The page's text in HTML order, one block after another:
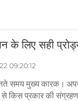
के लिए सही
09:20:12
समय मुख्य कारक।
से किस प्रकार की